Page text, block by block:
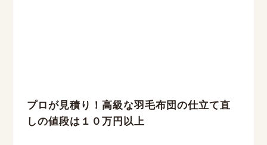
プロが見積り！高級な羽毛布団の仕立て直
しの値段は１０万円以上